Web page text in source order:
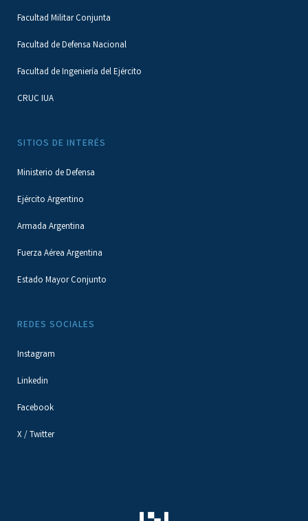
Facultad Militar Conjunta
Facultad de Defensa Nacional
Facultad de Ingeniería del Ejército
CRUC IUA
SITIOS DE INTERÉS
Ministerio de Defensa
Ejército Argentino
Armada Argentina
Fuerza Aérea Argentina
Estado Mayor Conjunto
REDES SOCIALES
Instagram
Linkedin
Facebook
X / Twitter